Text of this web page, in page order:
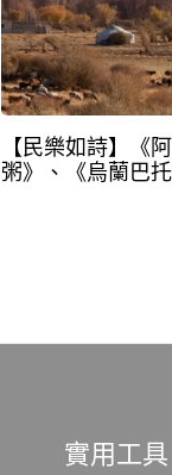
【民樂如詩】《
粥》、《烏蘭巴托
實用工具